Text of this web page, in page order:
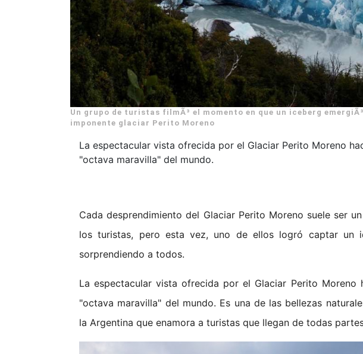
Un grupo de turistas filmÃ³ el momento en que un iceberg
imponente glaciar Perito Moreno
La espectacular vista ofrecida por el Glaciar Perito Moreno
"octava maravilla" del mundo.
Cada desprendimiento del Glaciar Perito Moreno suele ser
los turistas, pero esta vez, uno de ellos logró captar un
sorprendiendo a todos.
La espectacular vista ofrecida por el Glaciar Perito Moreno
"octava maravilla" del mundo. Es una de las bellezas
la Argentina que enamora a turistas que llegan de todas